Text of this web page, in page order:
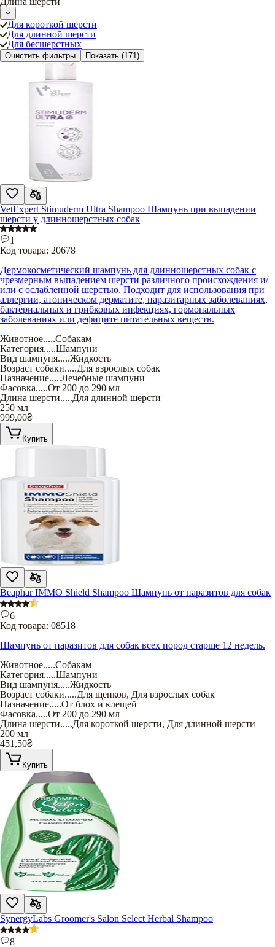
Для короткой шерсти
Для длинной шерсти
Для бесшерстных
Очистить фильтры Показать (171)
VetExpert Stimuderm Ultra Shampoo Шампунь при выпадении
шерсти у длинношерстных собак
1
Код товара: 20678
Дермокосметический шампунь для длинношерстных собак с
чрезмерным выпадением шерсти различного происхождения и/
или с ослабленной шерстью. Подходит для использования при
аллергии, атопическом дерматите, паразитарных заболеваниях,
бактериальных и грибковых инфекциях, гормональных
заболеваниях или дефиците питательных веществ.
Животное.....Собакам
Категория.....Шампуни
Вид шампуня.....Жидкость
Возраст собаки.....Для взрослых собак
Назначение.....Лечебные шампуни
Фасовка.....От 200 до 290 мл
Длина шерсти.....Для длинной шерсти
250 мл
999,00₴
Купить
Beaphar IMMO Shield Shampoo Шампунь от паразитов для собак
6
Код товара: 08518
Шампунь от паразитов для собак всех пород старше 12 недель.
Животное.....Собакам
Категория.....Шампуни
Вид шампуня.....Жидкость
Возраст собаки.....Для щенков, Для взрослых собак
Назначение.....От блох и клещей
Фасовка.....От 200 до 290 мл
Длина шерсти.....Для короткой шерсти, Для длинной шерсти
200 мл
451,50₴
Купить
SynergyLabs Groomer's Salon Select Herbal Shampoo
8